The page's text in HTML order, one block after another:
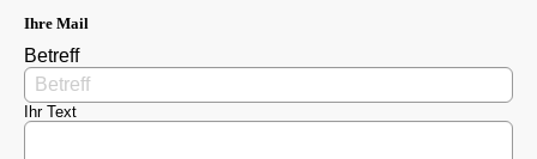
Ihre Mail
Betreff
Ihr Text